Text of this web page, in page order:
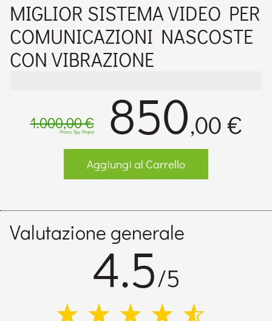
MIGLIOR SISTEMA VIDEO PER
COMUNICAZIONI NASCOSTE
CON VIBRAZIONE
1.000,00 €
Promo Spy Project 850,00 €
Aggiungi al Carrello
Valutazione generale
4.5/5